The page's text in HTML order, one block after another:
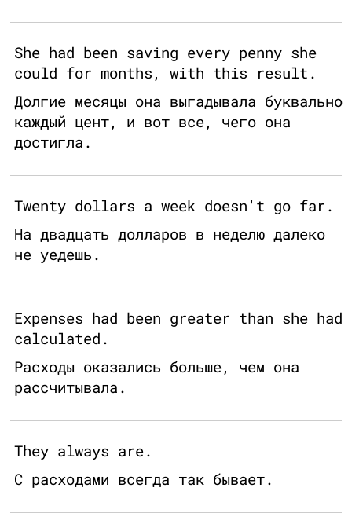
She had been saving every penny she
could for months, with this result.
Долгие месяцы она выгадывала буквально
каждый цент, и вот все, чего она
достигла.
Twenty dollars a week doesn't go far.
На двадцать долларов в неделю далеко
не уедешь.
Expenses had been greater than she had
calculated.
Расходы оказались больше, чем она
рассчитывала.
They always are.
С расходами всегда так бывает.